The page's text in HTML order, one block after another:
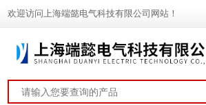
欢迎访问上海端懿电气科技有限公司网站！